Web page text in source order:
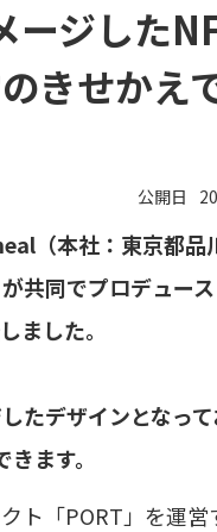
ージした
きせかえ
公開日
（本社：東京都品
共同でプロデュー
ました。
デザインとなって
ます。
ト「PORT」を運営